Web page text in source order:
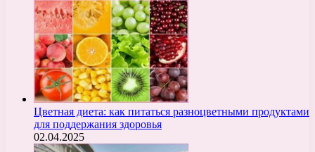
Цветная диета: как питаться разноцветными продуктами
для поддержания здоровья
02.04.2025